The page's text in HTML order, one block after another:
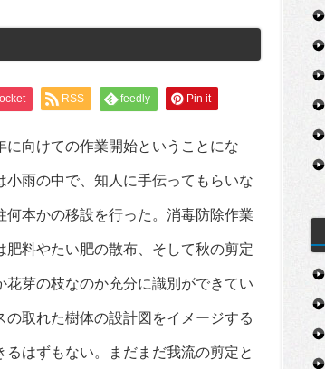
RSS feedly Pin it
向けての作業開始ということにな
雨の中で、知人に手伝ってもらいな
本かの移設を行った。消毒防除作業
料やたい肥の散布、そして秋の剪定
芽の枝なのか充分に識別ができてい
取れた樹体の設計図をイメージする
はずもない。まだまだ我流の剪定と